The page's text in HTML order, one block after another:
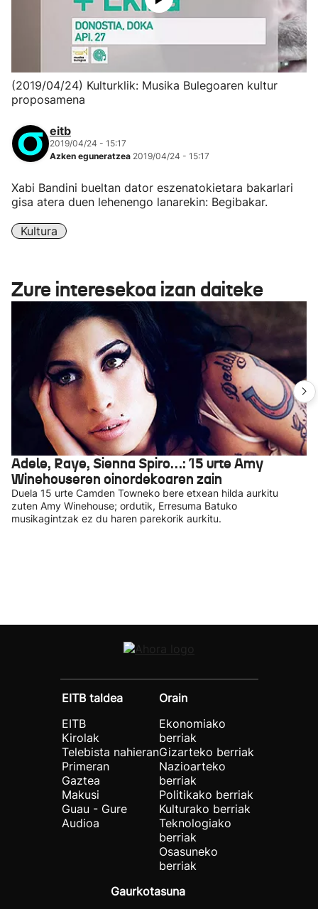
(2019/04/24) Kulturklik: Musika Bulegoaren kultur
proposamena
eitb
2019/04/24 - 15:17
Azken eguneratzea 2019/04/24 - 15:17
Xabi Bandini bueltan dator eszenatokietara bakarlari
gisa atera duen lehenengo lanarekin: Begibakar.
Kultura
Zure interesekoa izan daiteke
Adele, Raye, Sienna Spiro…: 15 urte Amy
Winehouseren oinordekoaren zain
Duela 15 urte Camden Towneko bere etxean hilda aurkitu
zuten Amy Winehouse; ordutik, Erresuma Batuko
musikagintzak ez du haren parekorik aurkitu.
EITB taldea
EITB
Kirolak
Telebista nahieran
Primeran
Gaztea
Makusi
Guau - Gure
Audioa
Orain
Ekonomiako
berriak
Gizarteko berriak
Nazioarteko
berriak
Politikako berriak
Kulturako berriak
Teknologiako
berriak
Osasuneko
berriak
Gaurkotasuna